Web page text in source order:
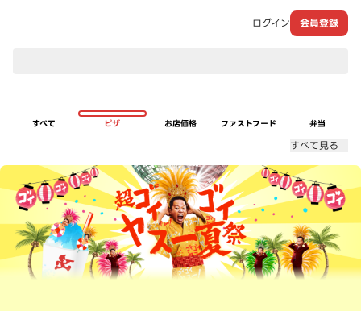
ログイン 会員登録
すべて ピザ お店価格 ファストフード 弁当
すべて見る
超ゴイゴイヤスー夏祭